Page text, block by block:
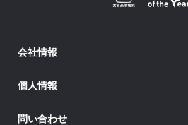
会社情報
個人情報
問い合わせ